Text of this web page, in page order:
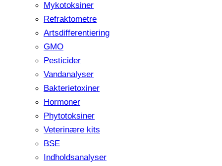
Mykotoksiner
Refraktometre
Artsdifferentiering
GMO
Pesticider
Vandanalyser
Bakterietoxiner
Hormoner
Phytotoksiner
Veterinære kits
BSE
Indholdsanalyser